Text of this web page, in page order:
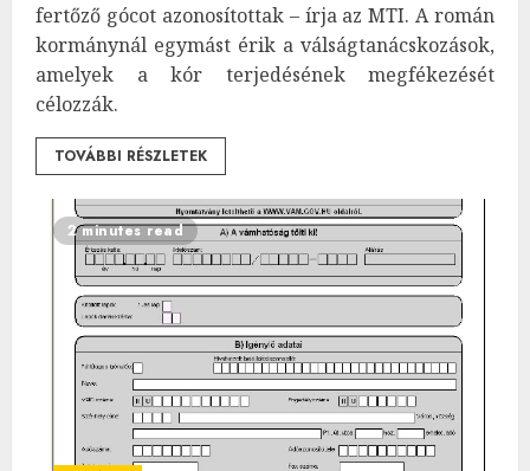
fertőző gócot azonosítottak – írja az MTI. A román
kormánynál egymást érik a válságtanácskozások,
amelyek a kór terjedésének megfékezését
célozzák.
TOVÁBBI RÉSZLETEK
2 minutes read